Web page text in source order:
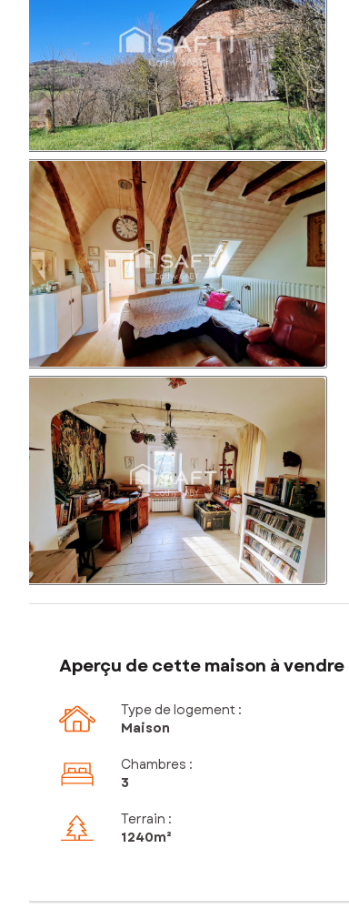
Aperçu de cette maison à vendre
Type de logement :
Maison
Chambres :
3
Terrain :
1 240m²